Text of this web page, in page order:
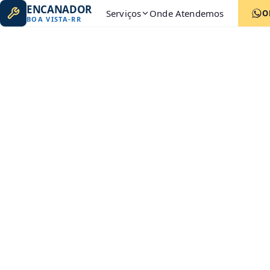
ENCANADOR
BOA VISTA-RR Serviços Onde Atendemos